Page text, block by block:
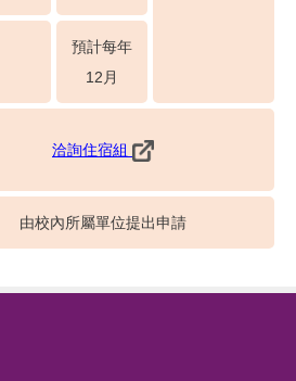
預計每年
12月
洽詢住宿組
由校內所屬單位提出申請